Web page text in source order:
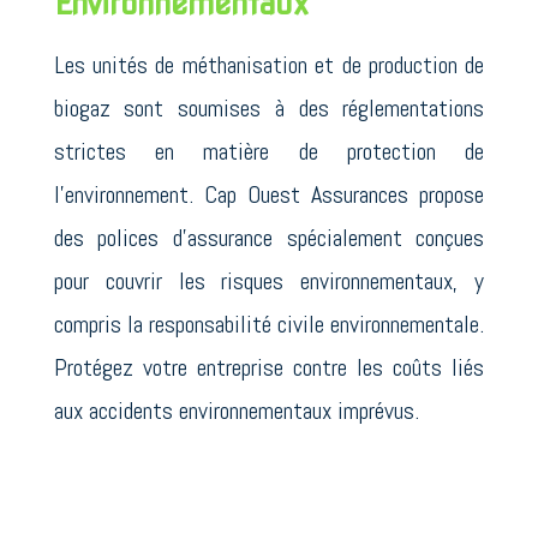
Les unités de méthanisation et de production de
biogaz sont soumises à des réglementations
strictes en matière de protection de
l’environnement. Cap Ouest Assurances propose
des polices d’assurance spécialement conçues
pour couvrir les risques environnementaux, y
compris la responsabilité civile environnementale.
Protégez votre entreprise contre les coûts liés
aux accidents environnementaux imprévus.